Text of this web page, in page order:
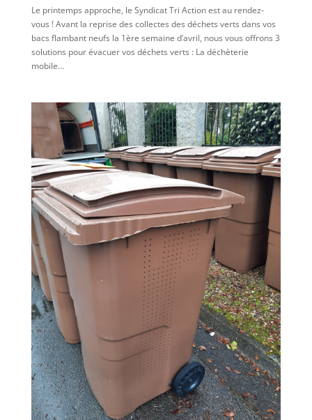
Le printemps approche, le Syndicat Tri Action est au rendez-
vous ! Avant la reprise des collectes des déchets verts dans vos
bacs flambant neufs la 1ère semaine d’avril, nous vous offrons 3
solutions pour évacuer vos déchets verts : La déchèterie
mobile...